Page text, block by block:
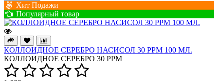
Хит Подажи
Популярный товар
КОЛЛОИДНОЕ СЕРЕБРО НАСИСОЛ 30 РРМ 100 МЛ.
КОЛЛОИДНОЕ СЕРЕБРО 30 РРМ